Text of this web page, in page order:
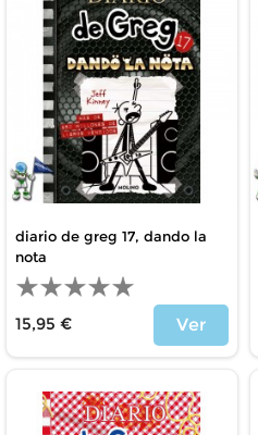
diario de greg 17, dando la
nota
15,95 €
Ver